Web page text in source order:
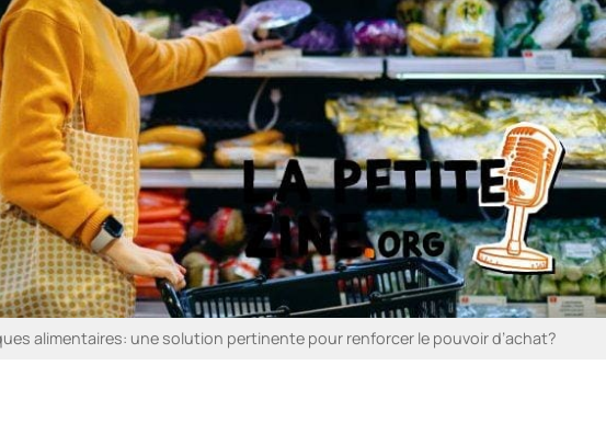
alimentaires: une solution pertinente pour renforcer le pouvoir d’achat?